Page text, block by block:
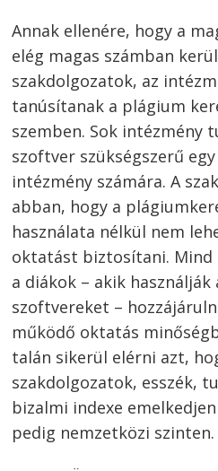
Annak ellenére, hogy a
elég magas számban
szakdolgozatok, az
tanúsítanak a plágium
szemben. Sok intézmény
szoftver szükségszerű
intézmény számára. A
abban, hogy a
használata nélkül nem
oktatást biztosítani. Mind
a diákok – akik
szoftvereket –
működő oktatás
talán sikerül elérni azt,
szakdolgozatok, esszék,
bizalmi indexe
pedig nemzetközi szinten.
Bejegyzés
navigáció